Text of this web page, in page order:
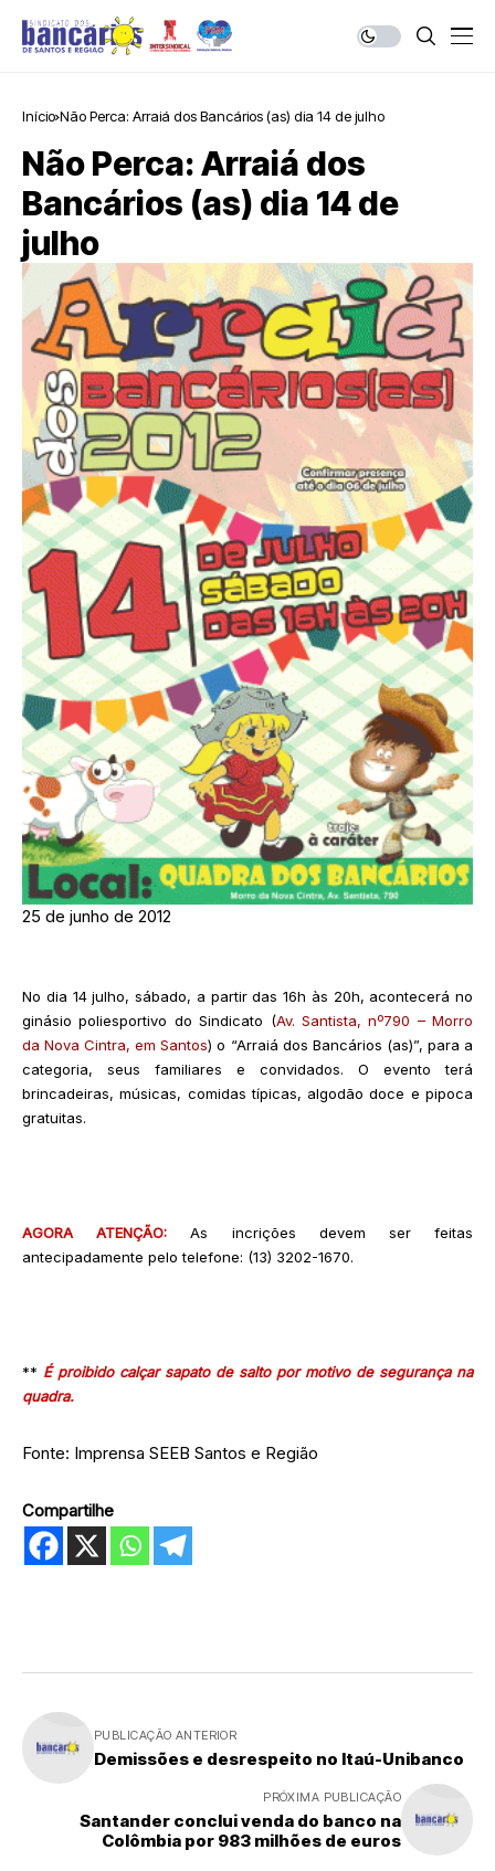
Início Não Perca: Arraiá dos Bancários (as) dia 14 de julho
Não Perca: Arraiá dos
Bancários (as) dia 14 de
julho
25 de junho de 2012
No dia 14 julho, sábado, a partir das 16h às 20h, acontecerá no
ginásio poliesportivo do Sindicato (Av. Santista, nº790 – Morro
da Nova Cintra, em Santos) o “Arraiá dos Bancários (as)”, para a
categoria, seus familiares e convidados. O evento terá
brincadeiras, músicas, comidas típicas, algodão doce e pipoca
gratuitas.
AGORA ATENÇÃO: As incrições devem ser feitas
antecipadamente pelo telefone: (13) 3202-1670.
** É proibido calçar sapato de salto por motivo de segurança na
quadra.
Fonte: Imprensa SEEB Santos e Região
Compartilhe
PUBLICAÇÃO ANTERIOR
Demissões e desrespeito no Itaú-Unibanco
PRÓXIMA PUBLICAÇÃO
Santander conclui venda do banco na
Colômbia por 983 milhões de euros